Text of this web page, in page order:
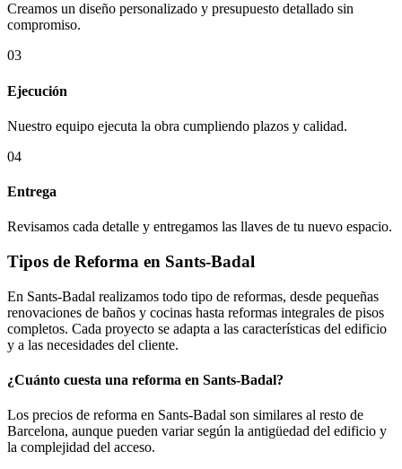
Creamos un diseño personalizado y presupuesto detallado sin
compromiso.
03
Ejecución
Nuestro equipo ejecuta la obra cumpliendo plazos y calidad.
04
Entrega
Revisamos cada detalle y entregamos las llaves de tu nuevo espacio.
Tipos de Reforma en Sants-Badal
En Sants-Badal realizamos todo tipo de reformas, desde pequeñas
renovaciones de baños y cocinas hasta reformas integrales de pisos
completos. Cada proyecto se adapta a las características del edificio
y a las necesidades del cliente.
¿Cuánto cuesta una reforma en Sants-Badal?
Los precios de reforma en Sants-Badal son similares al resto de
Barcelona, aunque pueden variar según la antigüedad del edificio y
la complejidad del acceso.